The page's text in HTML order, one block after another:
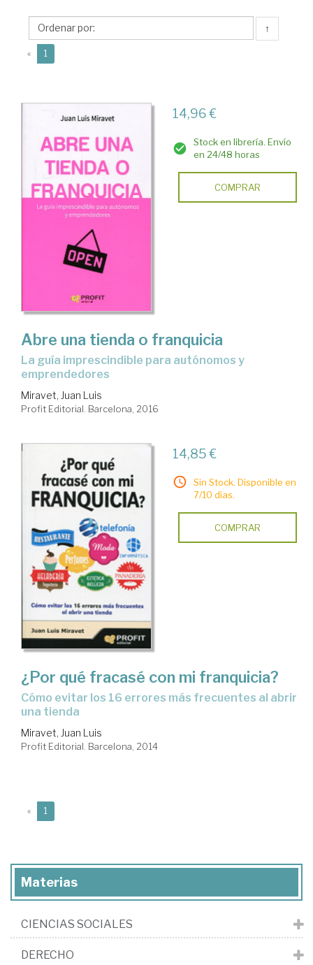
Luis
↑
« 1
14,96 €
Stock en librería. Envío
en 24/48 horas
COMPRAR
Abre una tienda o franquicia
la guía imprescindible para autónomos y
emprendedores
Miravet, Juan Luis
Profit Editorial. Barcelona, 2016
14,85 €
Sin Stock. Disponible en
7/10 días.
COMPRAR
¿Por qué fracasé con mi franquicia?
cómo evitar los 16 errores más frecuentes al abrir
una tienda
Miravet, Juan Luis
Profit Editorial. Barcelona, 2014
« 1
Materias
CIENCIAS SOCIALES
DERECHO